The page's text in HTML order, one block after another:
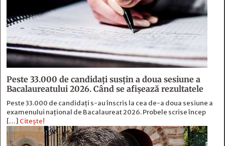
Peste 33.000 de candidați susțin a doua sesiune a
Bacalaureatului 2026. Când se afișează rezultatele
Peste 33.000 de candidați s-au înscris la cea de-a doua sesiune a
examenului național de Bacalaureat 2026. Probele scrise încep
[…] Citește!